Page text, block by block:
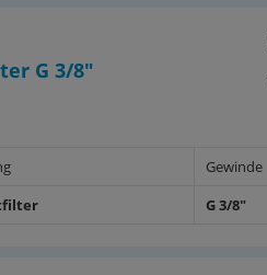
G 3/8"
Gewinde
G 3/8"